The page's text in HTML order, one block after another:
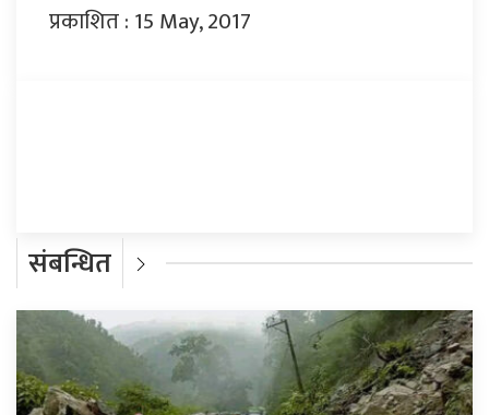
प्रकाशित : 15 May, 2017
संबन्धित